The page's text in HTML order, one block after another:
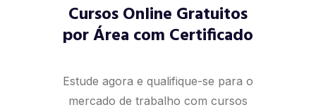
Cursos Online Gratuitos
por Área com Certificado
Estude agora e qualifique-se para o
mercado de trabalho com cursos